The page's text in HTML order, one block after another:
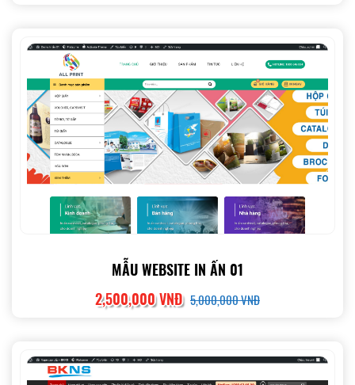
MẪU WEBSITE IN ẤN 01
2,500,000 VNĐ 5,000,000 VNĐ